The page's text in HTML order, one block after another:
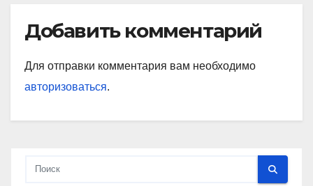
Добавить комментарий
Для отправки комментария вам необходимо
авторизоваться.